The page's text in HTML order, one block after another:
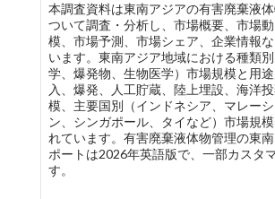
本調査資料は東南アジアの有害廃棄液
ついて調査・分析し、市場概要、市場
模、市場予測、市場シェア、企業情報
います。東南アジア地域における種類
学、爆発物、生物医学）市場規模と用
入、爆発、人工貯蔵、陸上埋設、海洋
模、主要国別（インドネシア、マレー
ン、シンガポール、タイなど）市場規
れています。有害廃棄液体物管理の東
ポートは2026年英語版で、一部カスタ
す。